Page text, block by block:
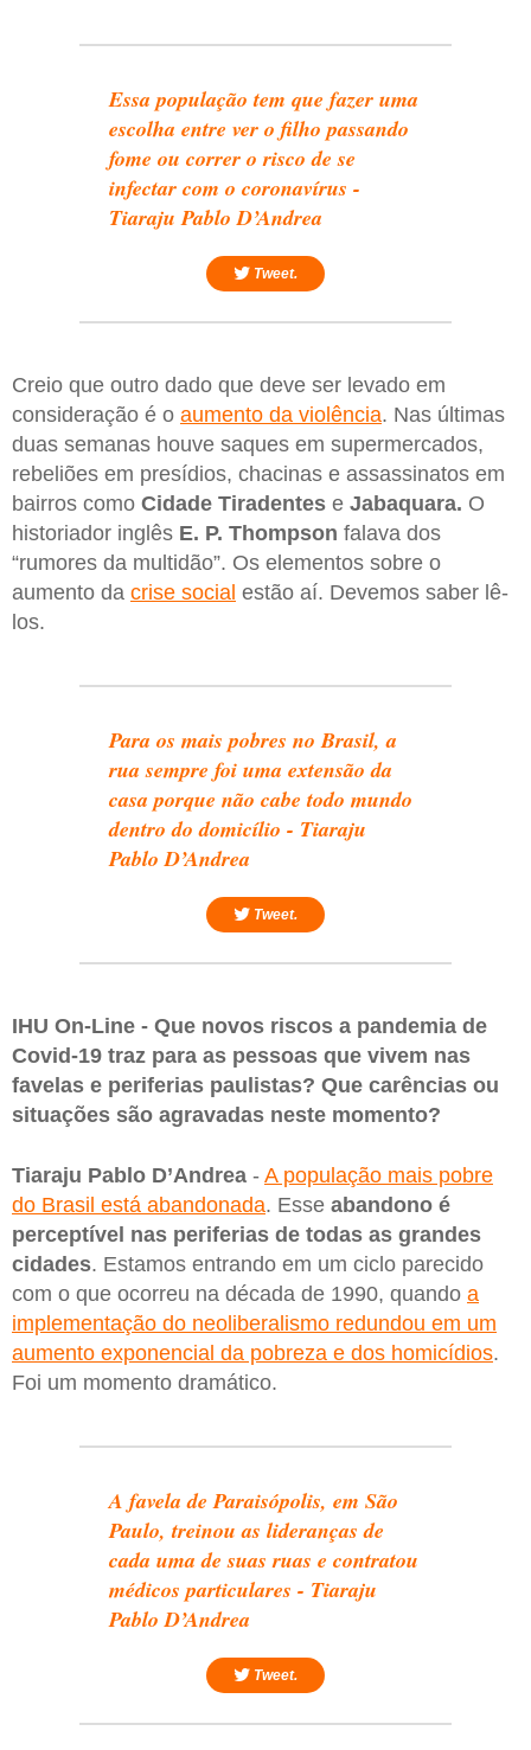
Essa população tem que fazer uma
escolha entre ver o filho passando
fome ou correr o risco de se
infectar com o coronavírus -
Tiaraju Pablo D’Andrea
Tweet.
Creio que outro dado que deve ser levado em
consideração é o aumento da violência. Nas últimas
duas semanas houve saques em supermercados,
rebeliões em presídios, chacinas e assassinatos em
bairros como Cidade Tiradentes e Jabaquara. O
historiador inglês E. P. Thompson falava dos
“rumores da multidão”. Os elementos sobre o
aumento da crise social estão aí. Devemos saber lê-
los.
Para os mais pobres no Brasil, a
rua sempre foi uma extensão da
casa porque não cabe todo mundo
dentro do domicílio - Tiaraju
Pablo D’Andrea
Tweet.
IHU On-Line - Que novos riscos a pandemia de
Covid-19 traz para as pessoas que vivem nas
favelas e periferias paulistas? Que carências ou
situações são agravadas neste momento?
Tiaraju Pablo D’Andrea - A população mais pobre
do Brasil está abandonada. Esse abandono é
perceptível nas periferias de todas as grandes
cidades. Estamos entrando em um ciclo parecido
com o que ocorreu na década de 1990, quando a
implementação do neoliberalismo redundou em um
aumento exponencial da pobreza e dos homicídios.
Foi um momento dramático.
A favela de Paraisópolis, em São
Paulo, treinou as lideranças de
cada uma de suas ruas e contratou
médicos particulares - Tiaraju
Pablo D’Andrea
Tweet.